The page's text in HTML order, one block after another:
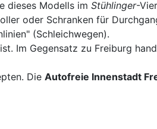
dieses Modells im Stühlinger-
oder Schranken für
(Schleichwegen).
Im Gegensatz zu Freiburg
Die Autofreie Innenstadt